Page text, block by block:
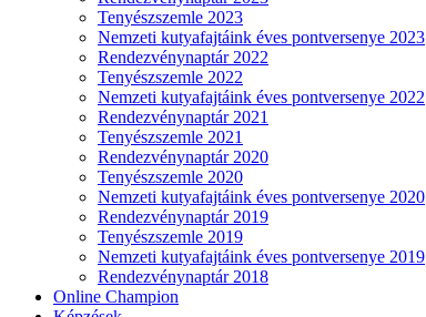
Tenyészszemle 2023
Nemzeti kutyafajtáink éves pontversenye 2023
Rendezvénynaptár 2022
Tenyészszemle 2022
Nemzeti kutyafajtáink éves pontversenye 2022
Rendezvénynaptár 2021
Tenyészszemle 2021
Rendezvénynaptár 2020
Tenyészszemle 2020
Nemzeti kutyafajtáink éves pontversenye 2020
Rendezvénynaptár 2019
Tenyészszemle 2019
Nemzeti kutyafajtáink éves pontversenye 2019
Rendezvénynaptár 2018
Online Champion